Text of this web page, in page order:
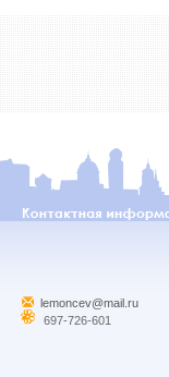
lemoncev@mail.ru
697-726-601